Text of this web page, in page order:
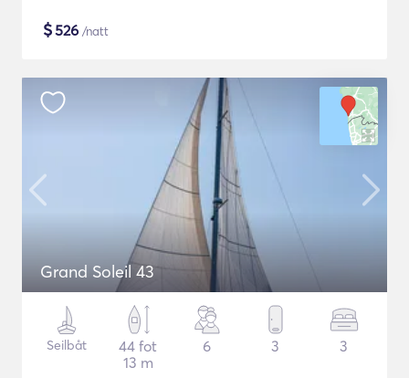
$526 /natt
Grand Soleil 43
Seilbåt
44 fot
13 m
6 3 3